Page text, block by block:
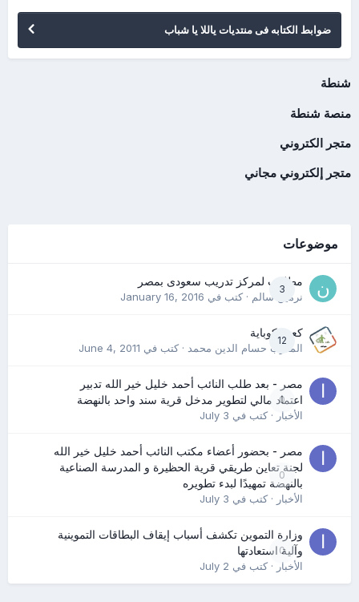
ضوابط الكتابه فى منتديات ياللا يا شباب
شنطة
منصة شنطة
متجر الكتروني
متجر إلكتروني مجاني
موضوعات
3
مطلوب لمركز تدريب سعودى بمصر
نرمين سالم· كتب في January 16, 2016
12
كعب كوباية
المدرب حسام الدين محمد· كتب في June 4, 2011
0
مصر - بعد طلب النائب أحمد خليل خير الله تدبير
اعتماد مالي لتطوير مدخل قرية سند واحد بالنهضة
الأخبار· كتب في July 3
0
مصر - بحضور أعضاء مكتب النائب أحمد خليل خير الله
لجنة تعاين طريقي قرية الحظيرة و المدرسة الصناعية
بالنهضة تمهيدًا لبدء تطويره
الأخبار· كتب في July 3
0
وزارة التموين تكشف أسباب إيقاف البطاقات التموينية
وآلية استعادتها
الأخبار· كتب في July 2